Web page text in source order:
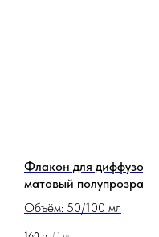
Флакон для диффузора
матовый
Овал
Объём: 50/100 мл
/ 1 pc